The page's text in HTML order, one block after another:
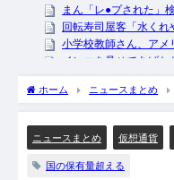
ホーム ニュースまとめ
ニュースまとめ 仮想通貨
国の保有量超える